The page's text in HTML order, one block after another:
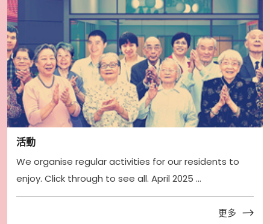
活動
We organise regular activities for our residents to
enjoy. Click through to see all. April 2025 ...
更多